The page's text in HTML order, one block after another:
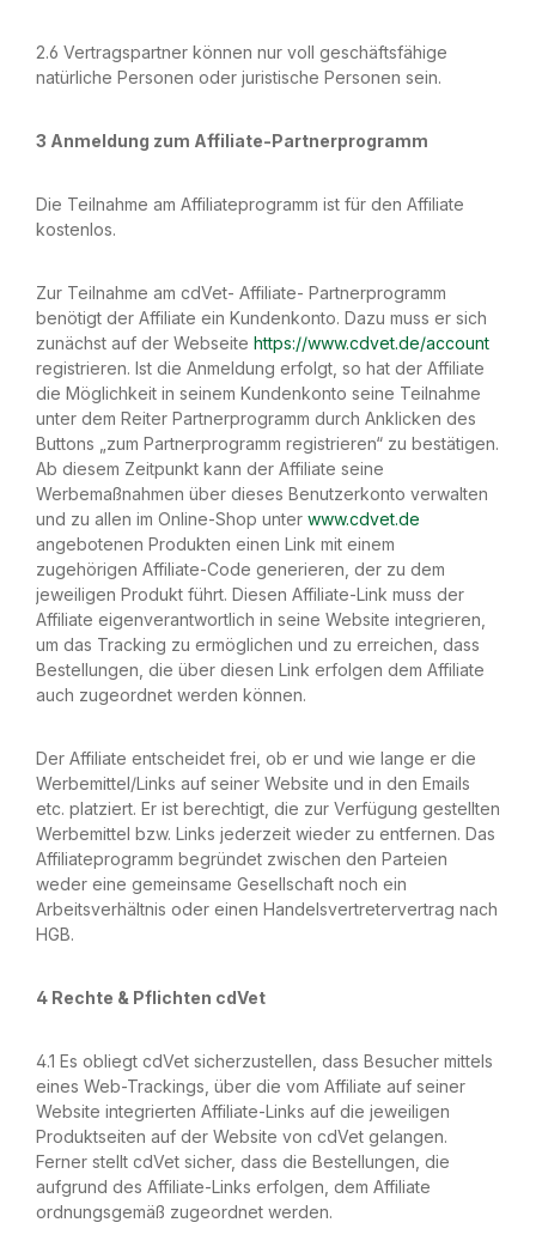
2.6 Vertragspartner können nur voll geschäftsfähige
natürliche Personen oder juristische Personen sein.
3 Anmeldung zum Affiliate-Partnerprogramm
Die Teilnahme am Affiliateprogramm ist für den Affiliate
kostenlos.
Zur Teilnahme am cdVet- Affiliate- Partnerprogramm
benötigt der Affiliate ein Kundenkonto. Dazu muss er sich
zunächst auf der Webseite https://www.cdvet.de/account
registrieren. Ist die Anmeldung erfolgt, so hat der Affiliate
die Möglichkeit in seinem Kundenkonto seine Teilnahme
unter dem Reiter Partnerprogramm durch Anklicken des
Buttons „zum Partnerprogramm registrieren“ zu bestätigen.
Ab diesem Zeitpunkt kann der Affiliate seine
Werbemaßnahmen über dieses Benutzerkonto verwalten
und zu allen im Online-Shop unter www.cdvet.de
angebotenen Produkten einen Link mit einem
zugehörigen Affiliate-Code generieren, der zu dem
jeweiligen Produkt führt. Diesen Affiliate-Link muss der
Affiliate eigenverantwortlich in seine Website integrieren,
um das Tracking zu ermöglichen und zu erreichen, dass
Bestellungen, die über diesen Link erfolgen dem Affiliate
auch zugeordnet werden können.
Der Affiliate entscheidet frei, ob er und wie lange er die
Werbemittel/Links auf seiner Website und in den Emails
etc. platziert. Er ist berechtigt, die zur Verfügung gestellten
Werbemittel bzw. Links jederzeit wieder zu entfernen. Das
Affiliateprogramm begründet zwischen den Parteien
weder eine gemeinsame Gesellschaft noch ein
Arbeitsverhältnis oder einen Handelsvertretervertrag nach
HGB.
4 Rechte & Pflichten cdVet
4.1 Es obliegt cdVet sicherzustellen, dass Besucher mittels
eines Web-Trackings, über die vom Affiliate auf seiner
Website integrierten Affiliate-Links auf die jeweiligen
Produktseiten auf der Website von cdVet gelangen.
Ferner stellt cdVet sicher, dass die Bestellungen, die
aufgrund des Affiliate-Links erfolgen, dem Affiliate
ordnungsgemäß zugeordnet werden.